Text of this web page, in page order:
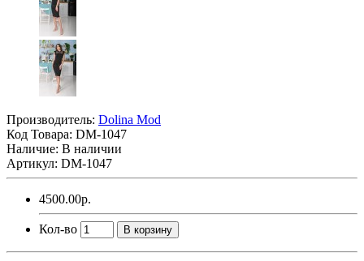
Производитель: Dolina Mod
Код Товара: DM-1047
Наличие: В наличии
Артикул: DM-1047
4500.00р.
Кол-во В корзину